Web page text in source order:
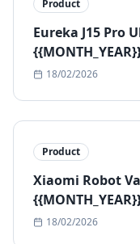
Product
Eureka J15 Pro
18/02/2026
Product
Xiaomi Robot
18/02/2026